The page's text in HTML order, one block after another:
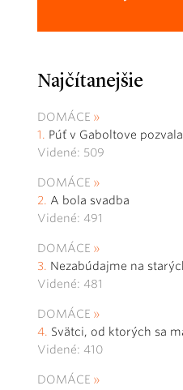
Najčítanejšie
DOMÁCE
Púť v Gaboltove
Videné: 509
DOMÁCE
A bola svadba
Videné: 491
DOMÁCE
Nezabúdajme na
Videné: 481
DOMÁCE
Svätci, od ktorých sa
Videné: 410
DOMÁCE